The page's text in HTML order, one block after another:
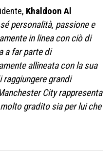
Khaldoon Al
personalità, passione e
in linea con ciò di
a far parte di
allineata con la sua
raggiungere grandi
City rappresenta
gradito sia per lui che